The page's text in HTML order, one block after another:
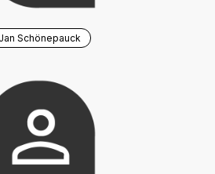
Jan Schönepauck